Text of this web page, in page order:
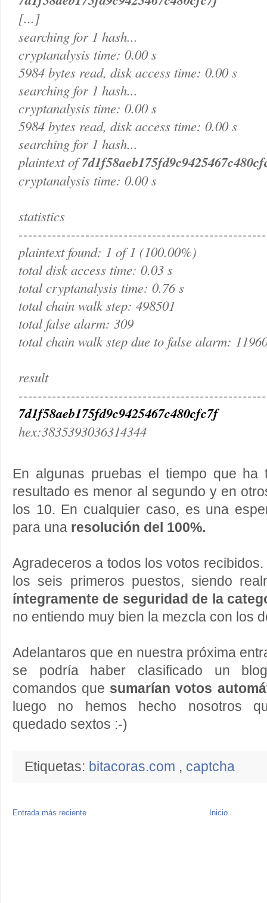
[...]
searching for 1 hash...
cryptanalysis time: 0.00 s
5984 bytes read, disk access time: 0.00 s
searching for 1 hash...
cryptanalysis time: 0.00 s
5984 bytes read, disk access time: 0.00 s
searching for 1 hash...
plaintext of
cryptanalysis time: 0.00 s
statistics
plaintext found: 1 of 1 (100.00%)
total disk access time: 0.03 s
total cryptanalysis time: 0.76 s
total chain walk step: 498501
total false alarm: 309
total chain walk step due to false alarm:
result
hex:3835393036314344
En algunas pruebas el tiempo que ha
resultado es menor al segundo y en
los 10. En cualquier caso, es una
para una resolución del 100%.
Agradeceros a todos los votos
los seis primeros puestos, siendo
íntegramente de seguridad de la
no entiendo muy bien la mezcla con los
Adelantaros que en nuestra próxima
se podría haber clasificado un
comandos que sumarían votos
luego no hemos hecho nosotros
quedado sextos :-)
Etiquetas: bitacoras.com , captcha
Entrada más reciente Inicio